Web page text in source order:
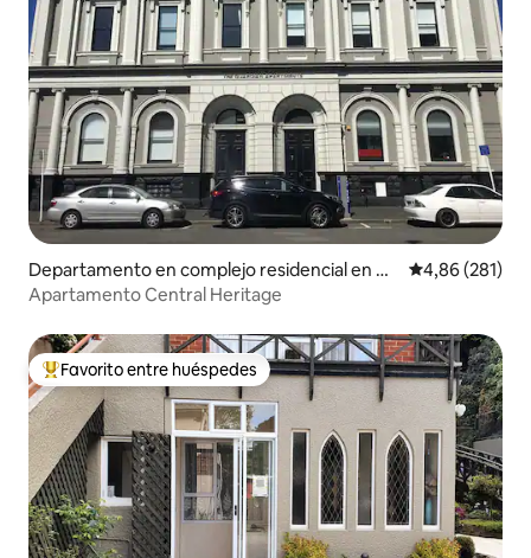
Departamento en complejo residencial en Du
nedin
Calificación
4,86 (281)
Apartamento Central Heritage
Favorito entre los huéspedes más destacados
Favorito entre huéspedes